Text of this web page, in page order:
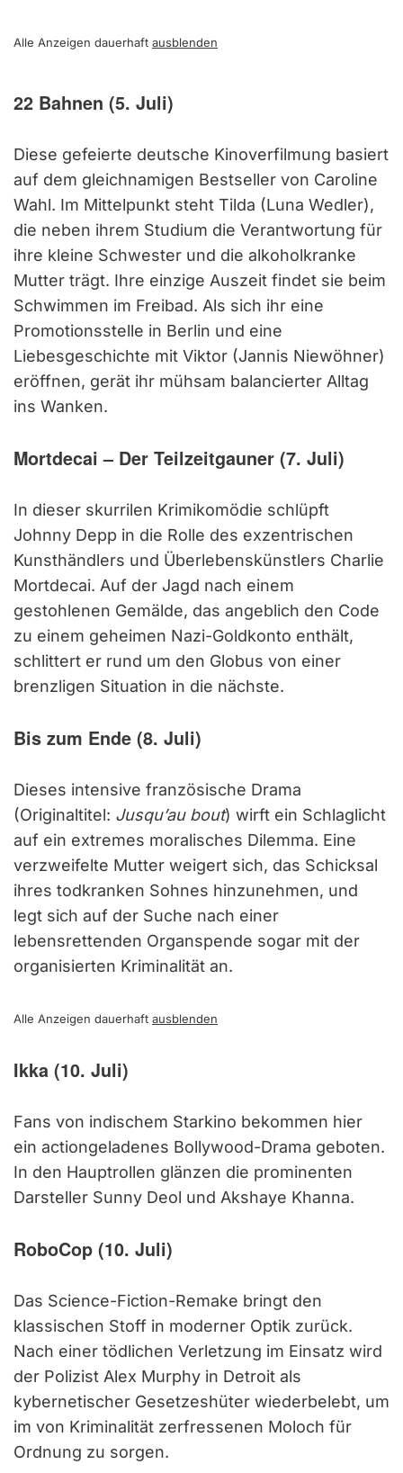
Alle Anzeigen dauerhaft ausblenden
22 Bahnen (5. Juli)
Diese gefeierte deutsche Kinoverfilmung basiert
auf dem gleichnamigen Bestseller von Caroline
Wahl. Im Mittelpunkt steht Tilda (Luna Wedler),
die neben ihrem Studium die Verantwortung für
ihre kleine Schwester und die alkoholkranke
Mutter trägt. Ihre einzige Auszeit findet sie beim
Schwimmen im Freibad. Als sich ihr eine
Promotionsstelle in Berlin und eine
Liebesgeschichte mit Viktor (Jannis Niewöhner)
eröffnen, gerät ihr mühsam balancierter Alltag
ins Wanken.
Mortdecai – Der Teilzeitgauner (7. Juli)
In dieser skurrilen Krimikomödie schlüpft
Johnny Depp in die Rolle des exzentrischen
Kunsthändlers und Überlebenskünstlers Charlie
Mortdecai. Auf der Jagd nach einem
gestohlenen Gemälde, das angeblich den Code
zu einem geheimen Nazi-Goldkonto enthält,
schlittert er rund um den Globus von einer
brenzligen Situation in die nächste.
Bis zum Ende (8. Juli)
Dieses intensive französische Drama
(Originaltitel: Jusqu’au bout) wirft ein Schlaglicht
auf ein extremes moralisches Dilemma. Eine
verzweifelte Mutter weigert sich, das Schicksal
ihres todkranken Sohnes hinzunehmen, und
legt sich auf der Suche nach einer
lebensrettenden Organspende sogar mit der
organisierten Kriminalität an.
Alle Anzeigen dauerhaft ausblenden
Ikka (10. Juli)
Fans von indischem Starkino bekommen hier
ein actiongeladenes Bollywood-Drama geboten.
In den Hauptrollen glänzen die prominenten
Darsteller Sunny Deol und Akshaye Khanna.
RoboCop (10. Juli)
Das Science-Fiction-Remake bringt den
klassischen Stoff in moderner Optik zurück.
Nach einer tödlichen Verletzung im Einsatz wird
der Polizist Alex Murphy in Detroit als
kybernetischer Gesetzeshüter wiederbelebt, um
im von Kriminalität zerfressenen Moloch für
Ordnung zu sorgen.